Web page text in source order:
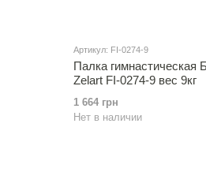
Артикул: FI-0274-9
Палка гимнастическая
Zelart FI-0274-9 вес 9кг
1 664 грн
Нет в наличии